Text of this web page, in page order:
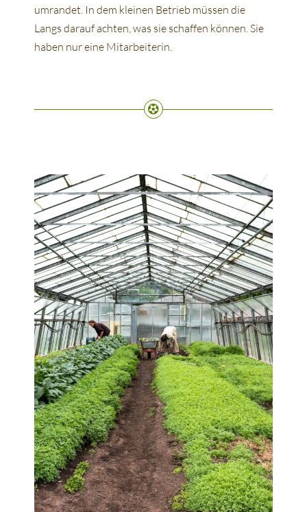
umrandet. In dem kleinen Betrieb müssen die
Langs darauf achten, was sie schaffen können. Sie
haben nur eine Mitarbeiterin.